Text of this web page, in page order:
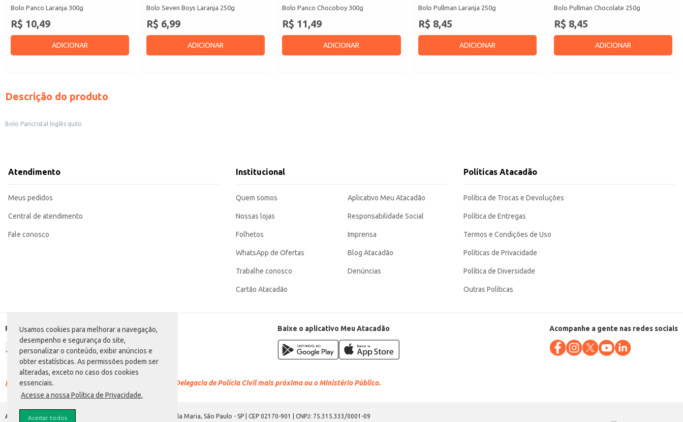
Usamos cookies para melhorar a navegação,
desempenho e segurança do site,
personalizar o conteúdo, exibir anúncios e
obter estatísticas. As permissões podem ser
alteradas, exceto no caso dos cookies
essenciais.
Acesse a nossa Política de Privacidade.
Aceitar todos
Bolo Panco Laranja 300g
R$ 10,49
ADICIONAR
Bolo Seven Boys Laranja 250g
R$ 6,99
ADICIONAR
Bolo Panco Chocoboy 300g
R$ 11,49
ADICIONAR
Bolo Pullman Laranja 250g
R$ 8,45
ADICIONAR
Bolo Pullman Chocolate 250g
R$ 8,45
ADICIONAR
Descrição do produto
Bolo Pancristal Inglês quilo
Atendimento
Meus pedidos
Central de atendimento
Fale conosco
Institucional
Quem somos
Nossas lojas
Folhetos
WhatsApp de Ofertas
Trabalhe conosco
Cartão Atacadão
Aplicativo Meu Atacadão
Responsabilidade Social
Imprensa
Blog Atacadão
Denúncias
Políticas Atacadão
Política de Trocas e Devoluções
Política de Entregas
Termos e Condições de Uso
Políticas de Privacidade
Política de Diversidade
Outras Políticas
Formas de pagamento Baixe o aplicativo Meu Atacadão Acompanhe a gente nas redes sociais
Racismo é crime. Denuncie. Disque 100 ou procure a Delegacia de Polícia Civil mais próxima ou o Ministério Público.
Atacadão S.A. Avenida Morvan Dias de Figueiredo, 6169, Vila Maria, São Paulo - SP | CEP 02170-901 | CNPJ: 75.315.333/0001-09